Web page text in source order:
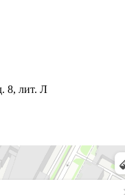
8, лит. Л